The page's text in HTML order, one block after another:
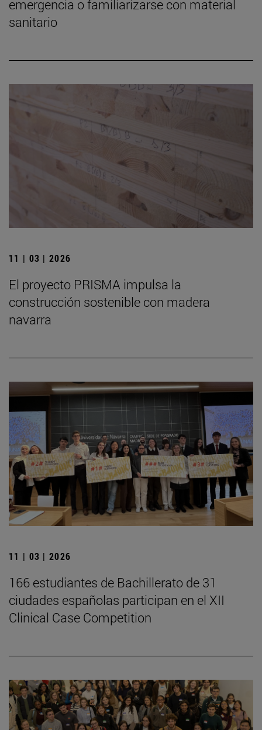
emergencia o familiarizarse con material
sanitario
11 | 03 | 2026
El proyecto PRISMA impulsa la
construcción sostenible con madera
navarra
11 | 03 | 2026
166 estudiantes de Bachillerato de 31
ciudades españolas participan en el XII
Clinical Case Competition